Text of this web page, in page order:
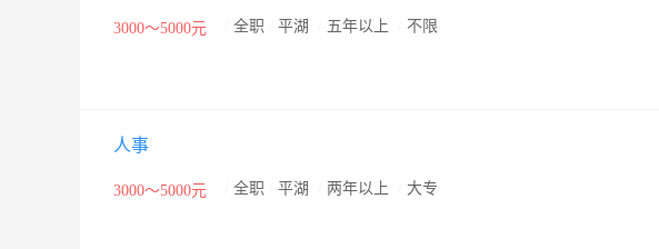
3000～5000元 全职 平湖 五年以上 不限
人事
3000～5000元 全职 平湖 两年以上 大专